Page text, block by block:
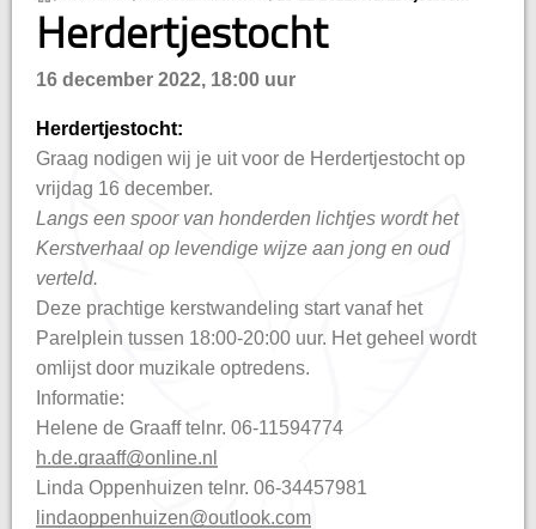
Herdertjestocht
16 december 2022, 18:00 uur
Herdertjestocht:
Graag nodigen wij je uit voor de Herdertjestocht op
vrijdag 16 december.
Langs een spoor van honderden lichtjes wordt het
Kerstverhaal op levendige wijze aan jong en oud
verteld.
Deze prachtige kerstwandeling start vanaf het
Parelplein tussen 18:00-20:00 uur. Het geheel wordt
omlijst door muzikale optredens.
Informatie:
Helene de Graaff telnr. 06-11594774
h.de.graaff@online.nl
Linda Oppenhuizen telnr. 06-34457981
lindaoppenhuizen@outlook.com